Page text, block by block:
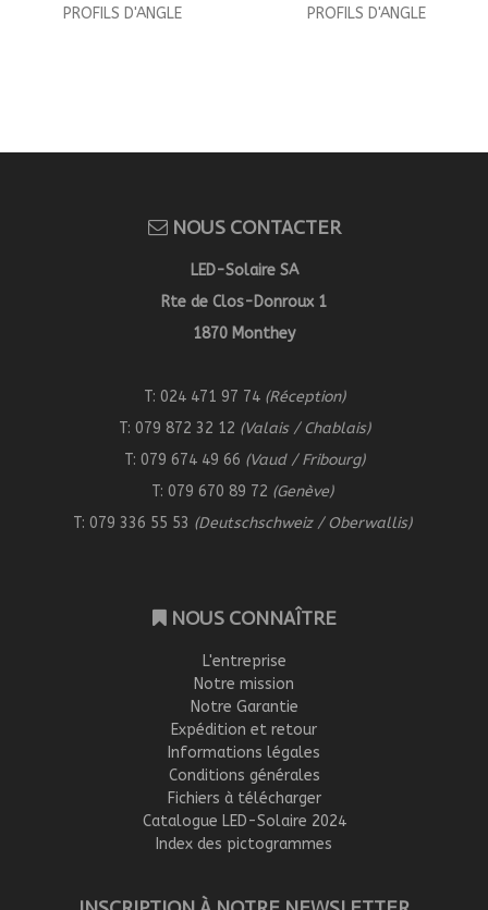
PROFILS D'ANGLE PROFILS D'ANGLE
NOUS CONTACTER
LED-Solaire SA
Rte de Clos-Donroux 1
1870 Monthey
T: 024 471 97 74 (Réception)
T: 079 872 32 12 (Valais / Chablais)
T: 079 674 49 66 (Vaud / Fribourg)
T: 079 670 89 72 (Genève)
T: 079 336 55 53 (Deutschschweiz / Oberwallis)
NOUS CONNAÎTRE
L'entreprise
Notre mission
Notre Garantie
Expédition et retour
Informations légales
Conditions générales
Fichiers à télécharger
Catalogue LED-Solaire 2024
Index des pictogrammes